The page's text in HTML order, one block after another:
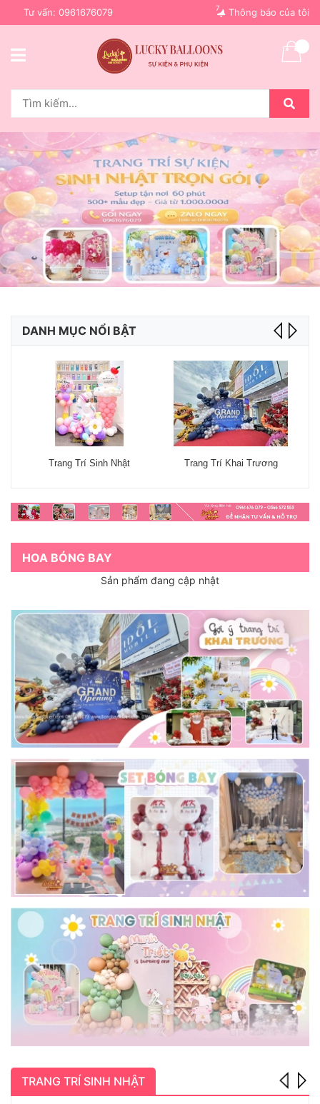
Tư vấn: 0961676079 Thông báo của tôi
7
DANH MỤC NỔI BẬT
Trang Trí Sinh Nhật Trang Trí Khai Trương
HOA BÓNG BAY
Sản phẩm đang cập nhật
TRANG TRÍ SINH NHẬT